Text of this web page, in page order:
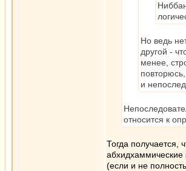
Но ведь
другой -
менее,
и
относится к
Тогда получается,
(если и не